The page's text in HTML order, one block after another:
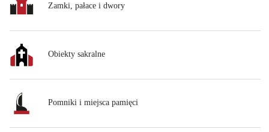
Zamki, pałace i dwory
Obiekty sakralne
Pomniki i miejsca pamięci